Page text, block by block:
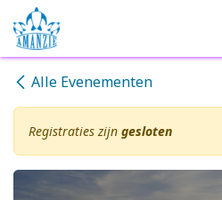
Overslaan naar inhoud
Alle Evenementen
Registraties zijn gesloten